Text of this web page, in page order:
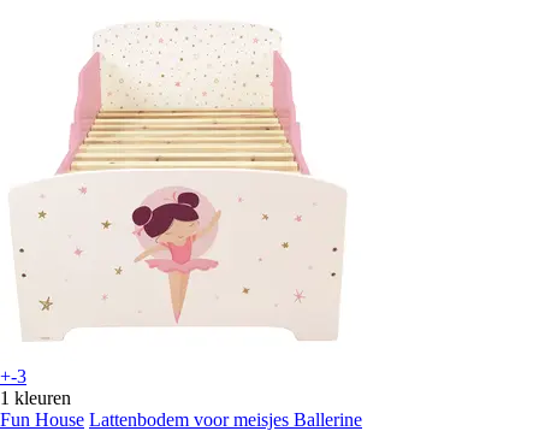
+-3
1 kleuren
Fun House Lattenbodem voor meisjes Ballerine